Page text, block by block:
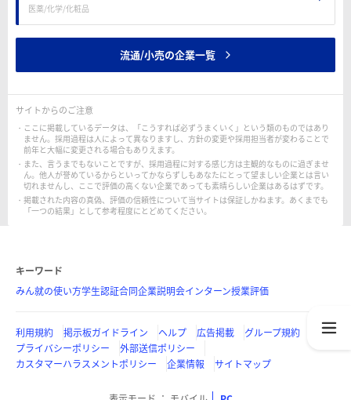
医薬/化学/化粧品
流通/小売の企業一覧
サイトからのご注意
ここに掲載しているデータは、「こうすれば必ずうまくいく」という類のものではあり
ません。採用過程は人によって異なりますし、方針の変更や採用担当者が変わることで
前年と大幅に変更される場合もありえます。
また、言うまでもないことですが、採用過程に対する感じ方は主観的なものに過ぎませ
ん。他人が誉めているからといってかならずしもあなたにとって望ましい企業とは言い
切れませんし、ここで評価の高くない企業であっても素晴らしい企業はあるはずです。
掲載された内容の真偽、評価の信頼性について当サイトは保証しかねます。あくまでも
「一つの結果」として参考程度にとどめてください。
キーワード
みん就の使い方学生認証合同企業説明会インターン授業評価
利用規約 掲示板ガイドライン ヘルプ 広告掲載
グループ規約
プライバシーポリシー
外部送信ポリシー
カスタマーハラスメントポリシー
企業情報 サイトマップ